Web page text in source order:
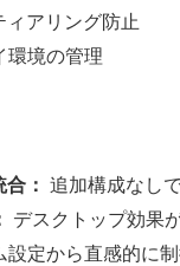
アリング防止
環境の管理
： 追加構成なし
デスクトップ効果
設定から直感的に